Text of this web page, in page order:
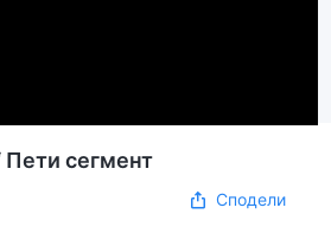
Пети сегмент
Сподели